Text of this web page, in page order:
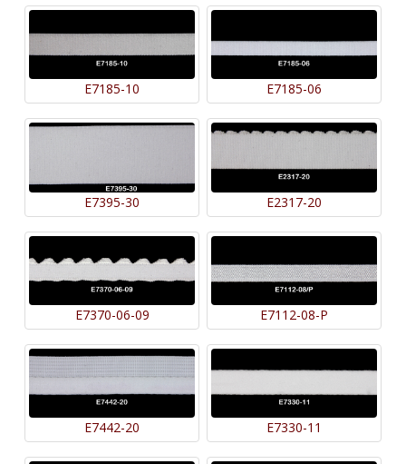
E7185-10 E7185-06
E7395-30 E2317-20
E7370-06-09 E7112-08-P
E7442-20 E7330-11